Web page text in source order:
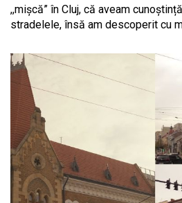
,,mișcă” în Cluj, că aveam
stradelele, însă am descoperit cu